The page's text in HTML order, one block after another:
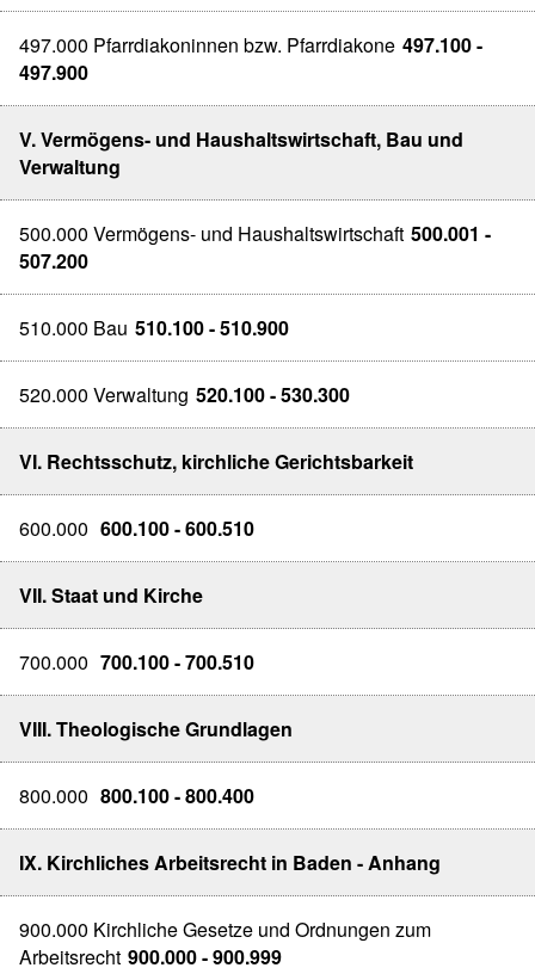
497.000 Pfarrdiakoninnen bzw. Pfarrdiakone 497.100 -
497.900
V. Vermögens- und Haushaltswirtschaft, Bau und
Verwaltung
500.000 Vermögens- und Haushaltswirtschaft 500.001 -
507.200
510.000 Bau 510.100 - 510.900
520.000 Verwaltung 520.100 - 530.300
VI. Rechtsschutz, kirchliche Gerichtsbarkeit
600.000 600.100 - 600.510
VII. Staat und Kirche
700.000 700.100 - 700.510
VIII. Theologische Grundlagen
800.000 800.100 - 800.400
IX. Kirchliches Arbeitsrecht in Baden - Anhang
900.000 Kirchliche Gesetze und Ordnungen zum
Arbeitsrecht 900.000 - 900.999